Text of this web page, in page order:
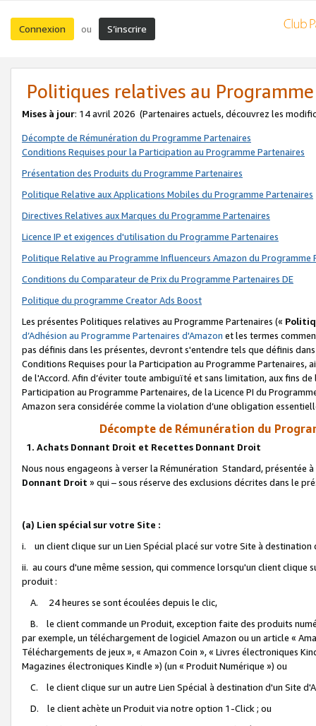
Connexion ou S’inscrire
Politiques relatives au
Mises à jour: 14 avril 2026 (Partenaires actuels, découvrez les
Décompte de Rémunération du Programme Partenaires
Conditions Requises pour la Participation au Programme Partenaires
Présentation des Produits du Programme Partenaires
Politique Relative aux Applications Mobiles du Programme Partenaires
Directives Relatives aux Marques du Programme Partenaires
Licence IP et exigences d'utilisation du Programme Partenaires
Politique Relative au Programme Influenceurs Amazon du Programme
Conditions du Comparateur de Prix du Programme Partenaires DE
Politique du programme Creator Ads Boost
Les présentes Politiques relatives au Programme Partenaires («
d’Adhésion au Programme Partenaires d'Amazon et les termes
pas définis dans les présentes, devront s'entendre tels que définis
Conditions Requises pour la Participation au Programme Partenaires,
de l'Accord. Afin d’éviter toute ambiguïté et sans limitation, aux fins
Participation au Programme Partenaires, de la Licence PI du
Amazon sera considérée comme la violation d’une obligation
Décompte de Rémunération du
1. Achats Donnant Droit et Recettes Donnant Droit
Nous nous engageons à verser la Rémunération Standard, présentée
Donnant Droit » qui – sous réserve des exclusions décrites dans le
(a) Lien spécial sur votre Site :
i. un client clique sur un Lien Spécial placé sur votre Site à destination
ii. au cours d'une même session, qui commence lorsqu'un client
produit :
A. 24 heures se sont écoulées depuis le clic,
B. le client commande un Produit, exception faite des produits
par exemple, un téléchargement de logiciel Amazon ou un article «
Téléchargements de jeux », « Amazon Coin », « Livres électroniques
Magazines électroniques Kindle ») (un « Produit Numérique ») ou
C. le client clique sur un autre Lien Spécial à destination d'un Site
D. le client achète un Produit via notre option 1-Click ; ou